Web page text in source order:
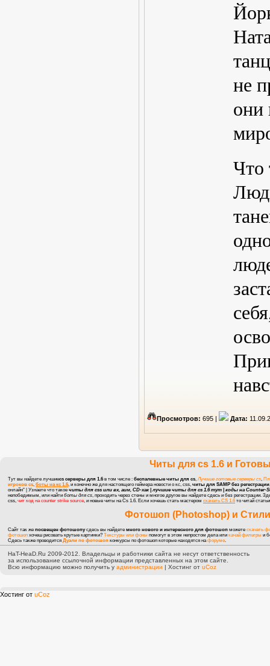
не
они
Что
Просмотров: 695 | Дата:
Читы для cs 1.6и
Тут вы найдете лучшиеcs серверы для 1.6 в том числе : беспалевные читы для cs Лучшие готовые серверы cs
игроков cs боты на кс 1.6 , и конечно же для настоящего геймера новости о кс, css читы для SAMP без регестрации
онлайн" | Узнаете что такое читы для css или вх, аим, CD-хак | лучшие читы для cs 1.6 тут |
коды на Counter-
непобедимым, или найти боты для cs , проходить через стены и многое другое вы найдете сдесь и без регестрации.
css, чит код на counter strike source , и новые читы на Cs 1.6 . Если хочешь стать мастером скачать CS 1.6 то читай
Фотошоп (Photoshop) и
Сайт так же посвещен фотошопусдесь вы найдете много нового и интересного для фотошоп можете скачать
фотошоп хочеш рисовать крутые картинки?Текстуры или фоны помогут в этом непростом дела или качай фильтры и
Сдесь также проводится Дуэли по фотошоп конкурсы по фотошоп которые находятся нафоруме.
HaT-HeaD.Ru 2009-2012. Владельцы и работники сайта не несут ответственность
за использование ссылочной информации представленных на этом сайте.
Всю информацию можно получить у администрации | Хостинг от uCoz
Хостинг от uCoz